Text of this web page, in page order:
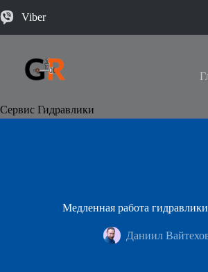
Viber
Сервис Гидравлики
Медленная работа
Даниил